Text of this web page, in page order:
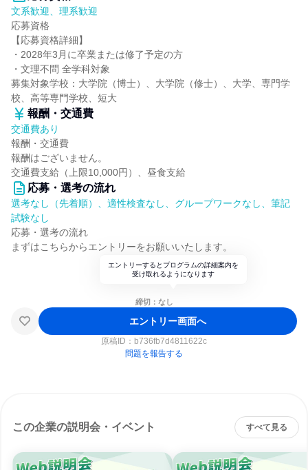
文系歓迎、理系歓迎
応募資格
【応募資格詳細】
・2028年3月に卒業または修了予定の方
・文理不問 全学科対象
募集対象学校：大学院（博士）、大学院（修士）、大学、専門学
校、高等専門学校、短大
報酬・交通費
交通費あり
報酬・交通費
報酬はございません。
交通費支給（上限10,000円）、昼食支給
応募・選考の流れ
選考なし（先着順）、適性検査なし、グループワークなし、筆記
試験なし
応募・選考の流れ
まずはこちらからエントリーをお願いいたします。
エントリーするとプログラムの詳細案内を
受け取れるようになります
締切：なし
エントリー画面へ
原稿ID： b736fb7d4811622c
問題を報告する
この企業の説明会・イベント すべて見る